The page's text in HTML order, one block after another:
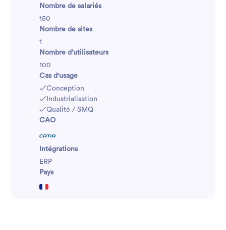
Nombre de salariés
150
Nombre de sites
1
Nombre d’utilisateurs
100
Cas d'usage
✓Conception
✓ Industrialisation
✓Qualité / SMQ
CAO
Intégrations
ERP
Pays